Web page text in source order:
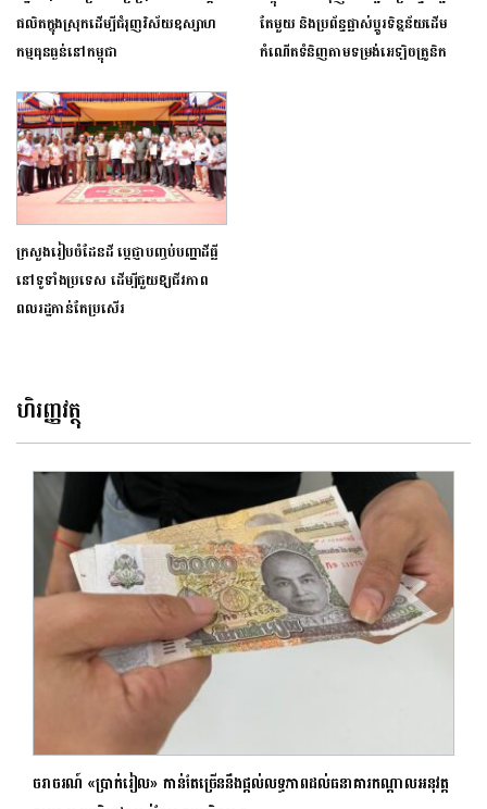
ផលិតក្នុងស្រុកដើម្បីជំរុញវិស័យឧស្សាហ
កម្មធុនធ្ងន់នៅកម្ពុជា
តែមួយ និងប្រព័ន្ធផ្លាស់ប្តូរទិន្នន័យដើម
កំណើតទំនិញតាមទម្រង់​អេឡិចត្រូនិក
ក្រសួងរៀបចំដែនដី ប្ដេជ្ញា​បញ្ចប់​បញ្ហា​ដីធ្លី
នៅទូទាំង​ប្រទេស​ ដើម្បីជួយឱ្យជីវភាព
ពលរដ្ឋ​កាន់តែប្រសើរ​
ហិរញ្ញវត្ថុ
ចរាចរណ៍ «ប្រាក់រៀល» កាន់តែច្រើននឹងផ្តល់លទ្ធភាពដល់ធនាគារកណ្តាលអនុវត្ត